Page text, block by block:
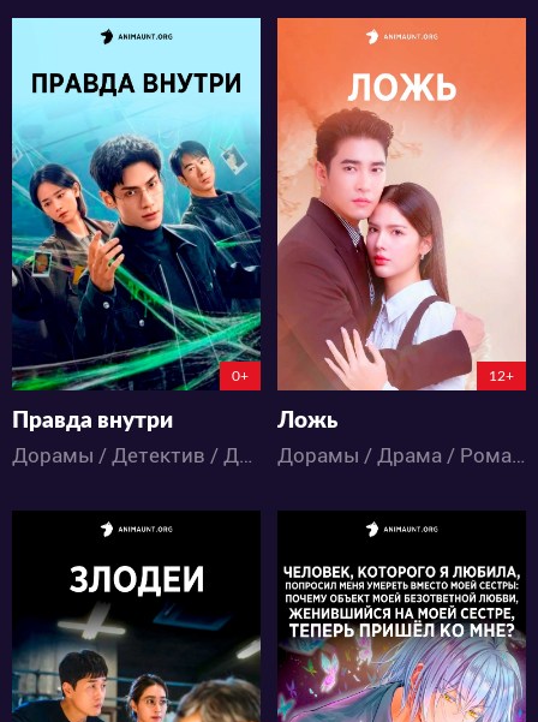
14620
29 9
0+
Правда внутри
Дорамы / Детектив / Драма / Триллер
23969
66 20
12+
Ложь
Дорамы / Драма / Романтика
10640 11057